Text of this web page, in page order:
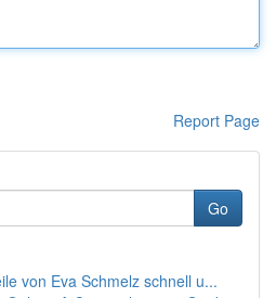
Report Page
Go
von Eva Schmelz schnell u...